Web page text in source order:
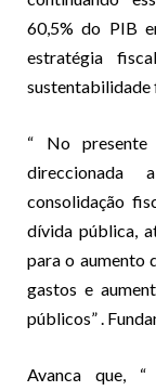
60,5% do PIB
estratégia
sustentabilidade
“ No
direccionada
consolidação
dívida pública,
para o aumento
gastos e
públicos” .
Avanca que, “